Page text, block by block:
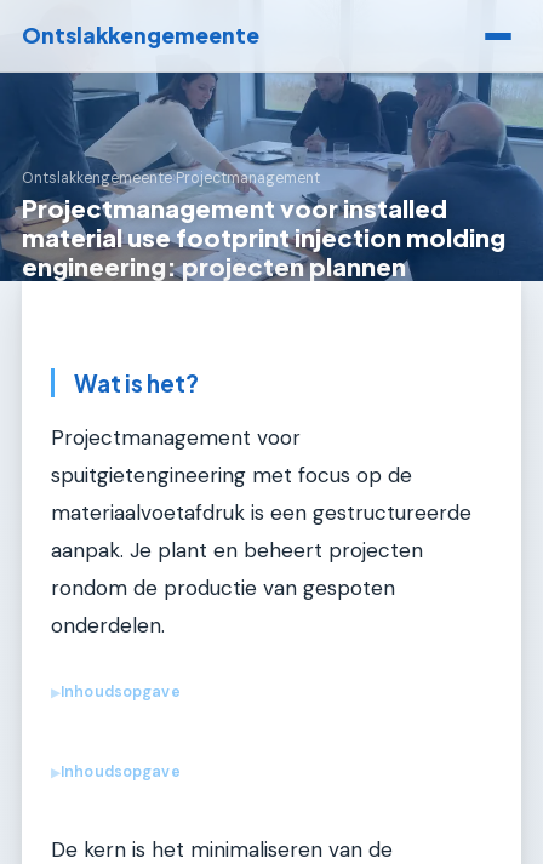
Ontslakkengemeente
Ontslakkengemeente›Projectmanagement
Projectmanagement voor installed
material use footprint injection molding
engineering: projecten plannen
Wat is het?
Projectmanagement voor
spuitgietengineering met focus op de
materiaalvoetafdruk is een gestructureerde
aanpak. Je plant en beheert projecten
rondom de productie van gespoten
onderdelen.
▶Inhoudsopgave
▶Inhoudsopgave
De kern is het minimaliseren van de